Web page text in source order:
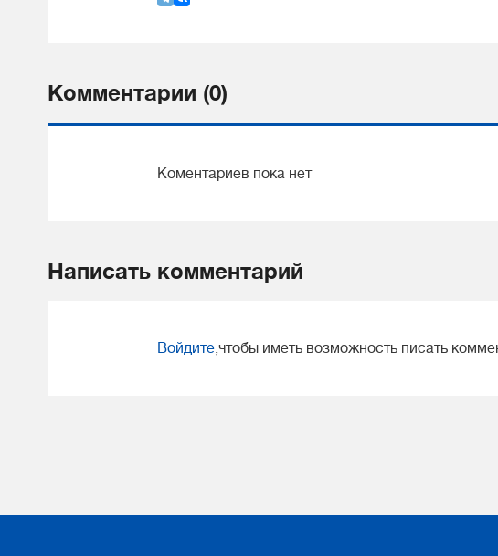
Комментарии (0)
Коментариев пока нет
Написать комментарий
Войдите,чтобы иметь возможность писать